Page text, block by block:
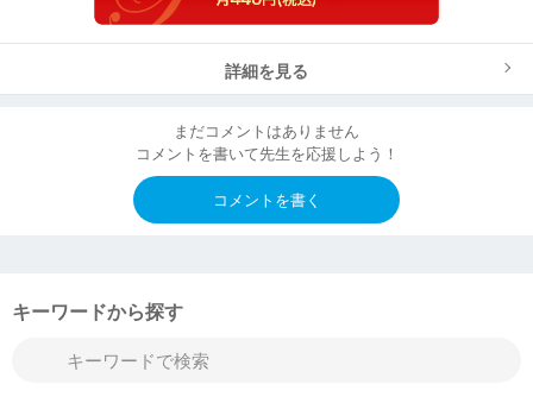
詳細を見る
まだコメントはありません
コメントを書いて先生を応援しよう！
コメントを書く
キーワードから探す